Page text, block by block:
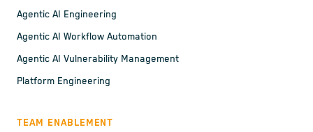
Agentic AI Engineering
Agentic AI Workflow Automation
Agentic AI Vulnerability Management
Platform Engineering
TEAM ENABLEMENT